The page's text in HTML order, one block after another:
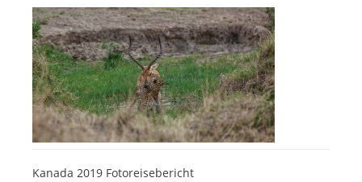
Kanada 2019 Fotoreisebericht